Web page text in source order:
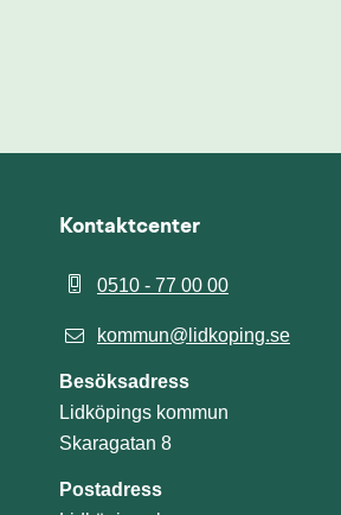
Kontaktcenter
0510 - 77 00 00
kommun@lidkoping.se
Besöksadress
Lidköpings kommun
Skaragatan 8
Postadress